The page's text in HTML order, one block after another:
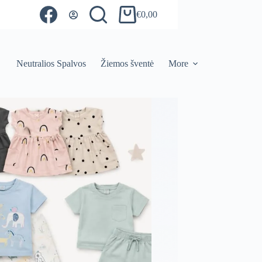
Shopping
€0,00
Neutralios Spalvos Žiemos šventė More